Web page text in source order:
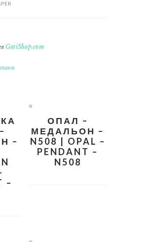
GotiShop.com
–
–
ОПАЛ –
МЕДАЛЬОН –
N508 | OPAL –
PENDANT –
N508